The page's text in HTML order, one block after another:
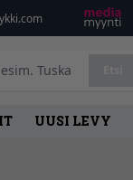
UUSI LEVY